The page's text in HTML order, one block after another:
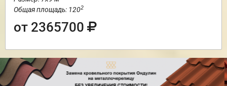
Общая площадь: 1202
от 2365700